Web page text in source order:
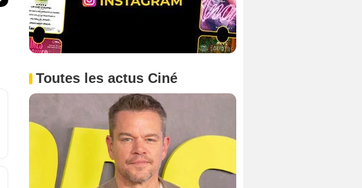
Toutes les actus Ciné